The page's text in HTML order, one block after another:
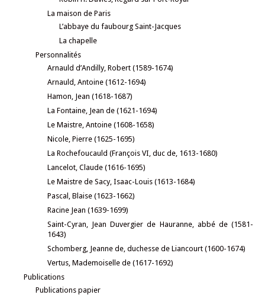
La maison de Paris
L’abbaye du faubourg Saint-Jacques
La chapelle
Personnalités
Arnauld d’Andilly, Robert (1589-1674)
Arnauld, Antoine (1612-1694)
Hamon, Jean (1618-1687)
La Fontaine, Jean de (1621-1694)
Le Maistre, Antoine (1608-1658)
Nicole, Pierre (1625-1695)
La Rochefoucauld (François VI, duc de, 1613-1680)
Lancelot, Claude (1616-1695)
Le Maistre de Sacy, Isaac-Louis (1613-1684)
Pascal, Blaise (1623-1662)
Racine Jean (1639-1699)
Saint-Cyran, Jean Duvergier de Hauranne, abbé de (1581-
1643)
Schomberg, Jeanne de, duchesse de Liancourt (1600-1674)
Vertus, Mademoiselle de (1617-1692)
Publications
Publications papier